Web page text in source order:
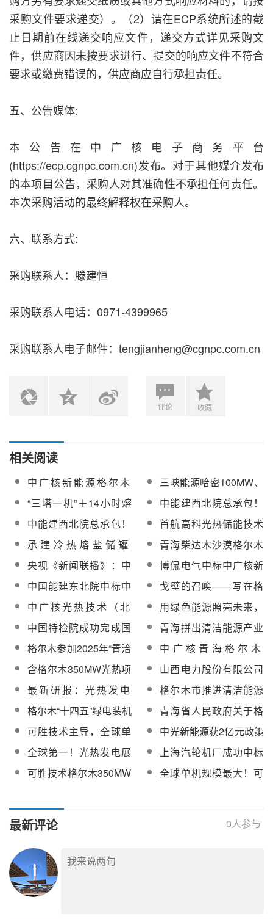
采购文件要求递交）。（2）请在ECP系统所述的截
止日期前在线递交响应文件，递交方式详见采购文
件，供应商因未按要求进行、提交的响应文件不符合
要求或缴费错误的，供应商应自行承担责任。
五、公告媒体:
本公告在中广核电子商务平台
(https://ecp.cgnpc.com.cn)发布。对于其他媒介发布
的本项目公告，采购人对其准确性不承担任何责任。
本次采购活动的最终解释权在采购人。
六、联系方式:
采购联系人：滕建恒
采购联系人电话：0971-4399965
采购联系人电子邮件：tengjianheng@cgnpc.com.cn
评论 收藏
相关阅读
中广核新能源格尔木
350MW光热发电示范项
目可研报告编制及初勘
编制与服务采购
三峡能源哈密100MW、
格尔木100MW两大光热
项目提前完成里程碑节
点
“三塔一机”＋14小时熔
盐储能系统！青海亿储
格尔木350MW塔式光热
发电项目可研报告评审
会顺利召开
中能建西北院总承包！
三峡能源格尔木100MW
光热项目机组首次整套
启动圆满完成
中能建西北院总承包！
三峡能源格尔木100MW
光热项目成功实现全系
统投运发电
首航高科光热储能技术
点亮青藏高原 | 三峡格
尔木塔式熔盐光热项目
并网发电
承建冷热熔盐储罐
EPC，蓝科高新助力三
峡格尔木10万千瓦光热
工程顺利投运
青海柴达木沙漠格尔木
东基地整体可研内部审
查会在京召开
央视《新闻联播》：中
广核德令哈100万千瓦
光热储一体化项目取得
新进展
博侃电气中标中广核新
能源青海德令哈光储热
一体化200万千瓦（光
热20万千瓦）项目电伴
热设备采购
中国能建东北院中标中
广核青海格尔木350MW
光热发电示范项目可研
报告编制及初勘编制与
服务采购
戈壁的召唤——写在格
尔木光热项目并网发电
之际
中广核光热技术（北
京）有限公司成立
用绿色能源照亮未来，
青海清洁能源装机占比
已达94.6%
中国特检院成功完成国
内首套槽式光热装置
RBI工作
青海拼出清洁能源产业
高地“新”图景
格尔木参加2025年“青洽
会”成果丰硕
中广核青海格尔木
350MW光热发电示范项
目可研及三大专题报告
评审服务采购
含格尔木350MW光热项
目！中广核新能源青海
项目电力消纳及市场分
析报告编制服务捆绑采
购
山西电力股份有限公司
侯马热电分公司熔盐储
能可研报告编制采购成
交候选人公示
最新研报：光热发电
——新型电力系统重要
构成，未来光电建设中
坚力量【附下载，共30
页】
格尔木市推进清洁能源
产业高地暨谋划光热基
地建设座谈会召开
格尔木“十四五”绿电装机
超千万瓦！多个光热熔
盐项目入链落地，构建
安全能源体系
青海省人民政府关于格
尔木350MW塔式光热发
电项目建设用地的批复
可胜技术主导，全球单
体规模最大光热电站即
将在青海开建
中光新能源获2亿元政策
性金融工具，将用于青
海350MW光热发电项目
全球第一！光热发电展
现“中国技术”
上海汽轮机厂成功中标
格尔木350MW光热项目
汽轮发电机组
可胜技术格尔木350MW
全球单机规模最大！可
热塔基础全部“出零米”
最新评论 0人参与